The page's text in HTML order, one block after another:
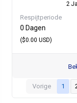
2
Respijtperiode
0 Dagen
($0.00 USD)
Vorige 1